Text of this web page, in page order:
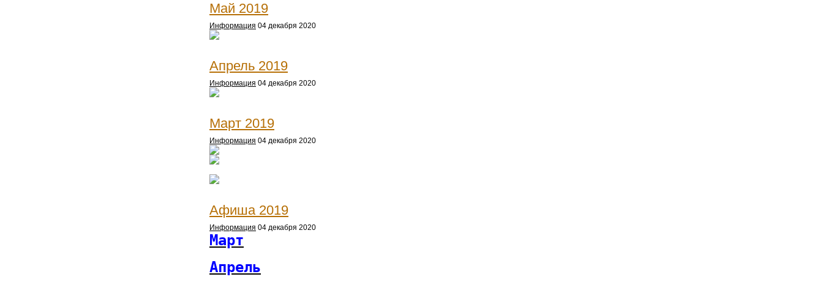
Май 2019
Информация 04 декабря 2020
Апрель 2019
Информация 04 декабря 2020
Март 2019
Информация 04 декабря 2020
Афиша 2019
Информация 04 декабря 2020
Март
Апрель